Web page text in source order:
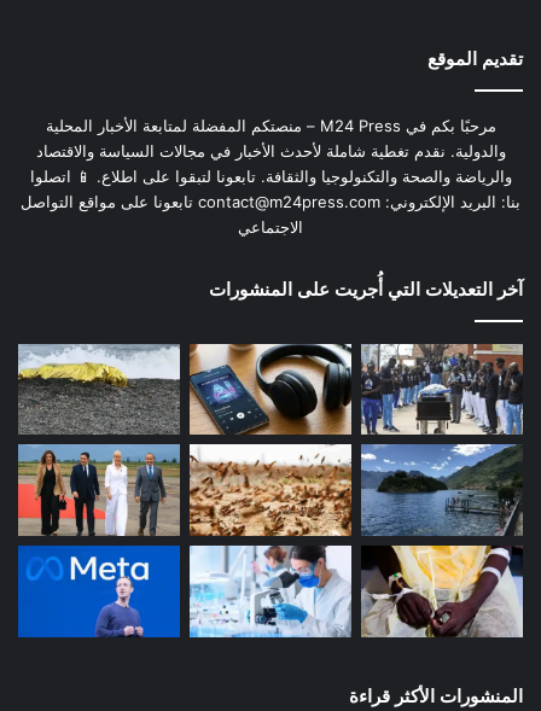
تقديم الموقع
مرحبًا بكم في M24 Press – منصتكم المفضلة لمتابعة الأخبار المحلية
والدولية. نقدم تغطية شاملة لأحدث الأخبار في مجالات السياسة والاقتصاد
والرياضة والصحة والتكنولوجيا والثقافة. تابعونا لتبقوا على اطلاع. 📱 اتصلوا
بنا: البريد الإلكتروني: contact@m24press.com تابعونا على مواقع التواصل
الاجتماعي
آخر التعديلات التي أُجريت على المنشورات
المنشورات الأكثر قراءة